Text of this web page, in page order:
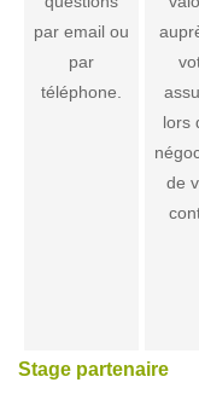
par email ou
par
téléphone.
lors
de
Stage partenaire